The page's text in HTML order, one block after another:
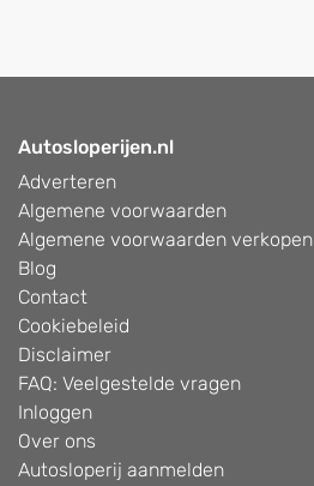
Autosloperijen.nl
Adverteren
Algemene voorwaarden
Algemene voorwaarden verkopen
Blog
Contact
Cookiebeleid
Disclaimer
FAQ: Veelgestelde vragen
Inloggen
Over ons
Autosloperij aanmelden